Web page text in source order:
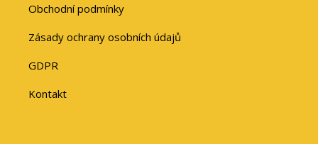
Obchodní podmínky
Zásady ochrany osobních údajů
GDPR
Kontakt